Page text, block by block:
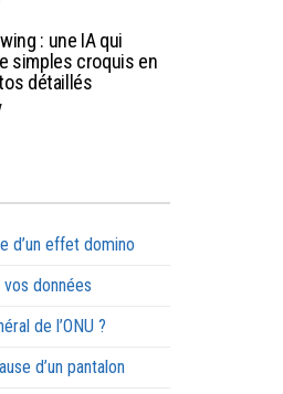
: une IA qui
simples croquis en
détaillés
d’un effet domino
données
de l’ONU ?
d’un pantalon